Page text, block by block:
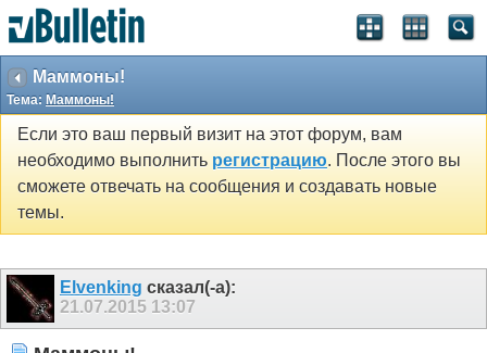
Маммоны!
Тема: Маммоны!
Если это ваш первый визит на этот форум, вам
необходимо выполнить регистрацию. После этого вы
сможете отвечать на сообщения и создавать новые
темы.
Elvenking сказал(-а):
21.07.2015 13:07